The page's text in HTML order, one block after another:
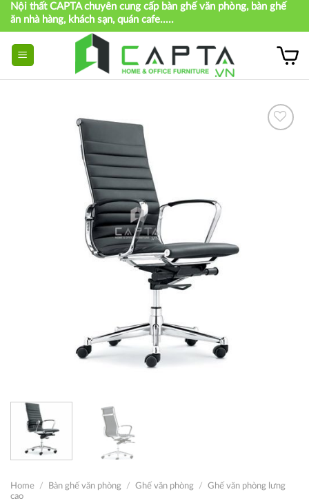
Skip
content
Nội thất CAPTA chuyên cung cấp bàn ghế văn phòng, bàn ghế
ăn nhà hàng, khách sạn, quán cafe.....
Home / Bàn ghế văn phòng / Ghế văn phòng / Ghế văn phòng lưng
cao